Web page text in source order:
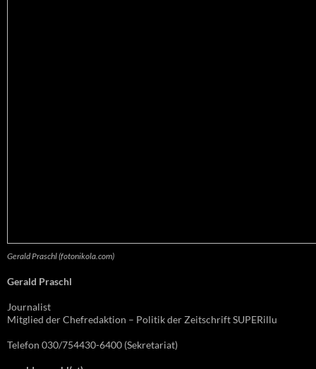
Gerald Praschl (fotonikola.com)
Gerald Praschl
Journalist
Mitglied der Chefredaktion – Politik der Zeitschrift SUPERillu
Telefon 030/754430-6400 (Sekretariat)